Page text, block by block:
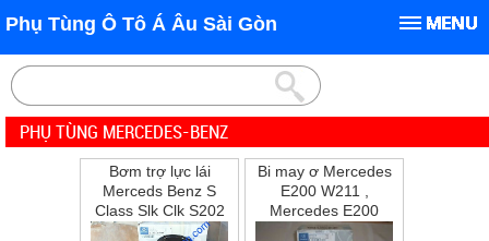
Phụ Tùng Ô Tô Á Âu Sài Gòn
PHỤ TÙNG MERCEDES-BENZ
Bơm trợ lực lái
Merceds Benz S
Class Slk Clk S202
W202 W210 S210
Bi may ơ Mercedes
E200 W211 ,
Mercedes E200
,E240 ,E280